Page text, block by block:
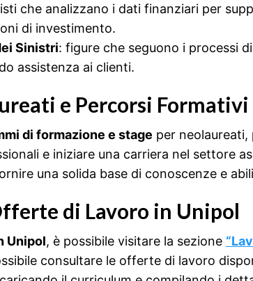
che analizzano i dati finanziari per
di investimento.
Sinistri: figure che seguono i processi
assistenza ai clienti.
e Percorsi Formativi
di formazione e stage per
e iniziare una carriera nel settore
una solida base di conoscenze e
di Lavoro in Unipol
Unipol, è possibile visitare la sezione
consultare le offerte di lavoro